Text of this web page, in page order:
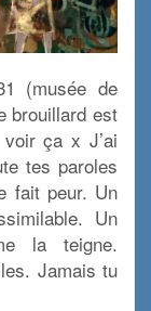
(musée de
brouillard est
ça x J’ai
tes paroles
fait peur. Un
Un
la teigne.
Jamais tu